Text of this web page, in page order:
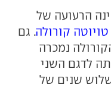
הרעועה של
טויוטה קורולה. גם
נמכרה
והיתה לדגם השני
שנים של